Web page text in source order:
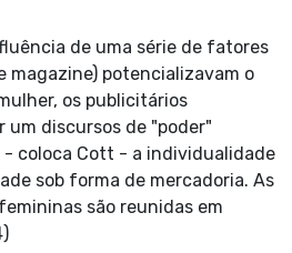
de uma série de fatores
potencializavam o
os publicitários
um discursos de "poder"
- coloca Cott - a individualidade
sob forma de mercadoria. As
são reunidas em